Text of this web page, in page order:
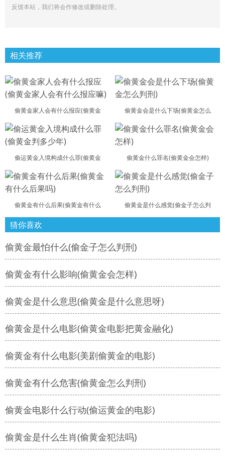
反馈本站，我们将会作修改或删除处理。
相关推荐
偷黄金家人会有什么报应(偷黄金 偷黄金会是什么下场(偷黄金怎么
偷运黄金入境构成什么罪(偷黄金 偷黄金什么罪名(偷黄金会怎样)
偷黄金有什么后果(偷黄金有什么 偷黄金是什么感觉(偷金子怎么判
猜你喜欢
偷黄金最怕什么(偷金子怎么判刑)
偷黄金有什么影响(偷黄金会怎样)
偷黄金是什么意思(偷黄金是什么意思呀)
偷黄金是什么电影(偷黄金电影把黄金融化)
偷黄金有什么电影(美剧偷黄金的电影)
偷黄金有什么危害(偷黄金怎么判刑)
偷黄金电影什么行动(偷运黄金的电影)
偷黄金是什么生肖(偷黄金犯法吗)